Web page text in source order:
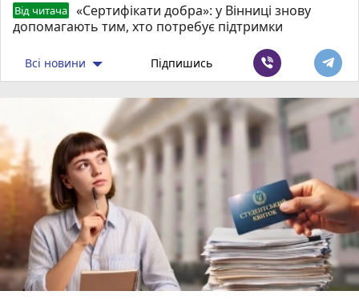
Від читача
«Сертифікати добра»: у Вінниці знову
допомагають тим, хто потребує підтримки
Всі новини Підпишись